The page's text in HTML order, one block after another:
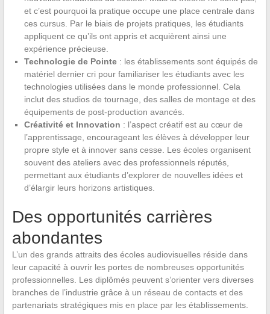
et c’est pourquoi la pratique occupe une place centrale dans
ces cursus. Par le biais de projets pratiques, les étudiants
appliquent ce qu’ils ont appris et acquièrent ainsi une
expérience précieuse.
Technologie de Pointe: les établissements sont équipés de
matériel dernier cri pour familiariser les étudiants avec les
technologies utilisées dans le monde professionnel. Cela
inclut des studios de tournage, des salles de montage et des
équipements de post-production avancés.
Créativité et Innovation : l’aspect créatif est au cœur de
l’apprentissage, encourageant les élèves à développer leur
propre style et à innover sans cesse. Les écoles organisent
souvent des ateliers avec des professionnels réputés,
permettant aux étudiants d’explorer de nouvelles idées et
d’élargir leurs horizons artistiques.
Des opportunités carrières
abondantes
L’un des grands attraits des écoles audiovisuelles réside dans
leur capacité à ouvrir les portes de nombreuses opportunités
professionnelles. Les diplômés peuvent s’orienter vers diverses
branches de l’industrie grâce à un réseau de contacts et des
partenariats stratégiques mis en place par les établissements.